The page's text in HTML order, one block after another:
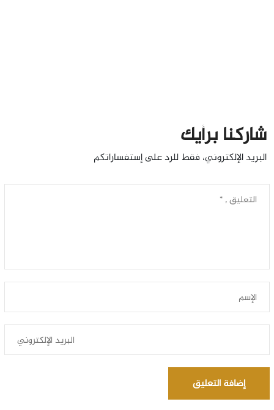
شاركنا برأيك
البريد الإلكتروني، فقط للرد على إستفساراتكم
إضافة التعليق